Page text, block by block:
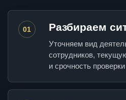
01 Разбираем
Уточняем вид
сотрудников,
и срочность